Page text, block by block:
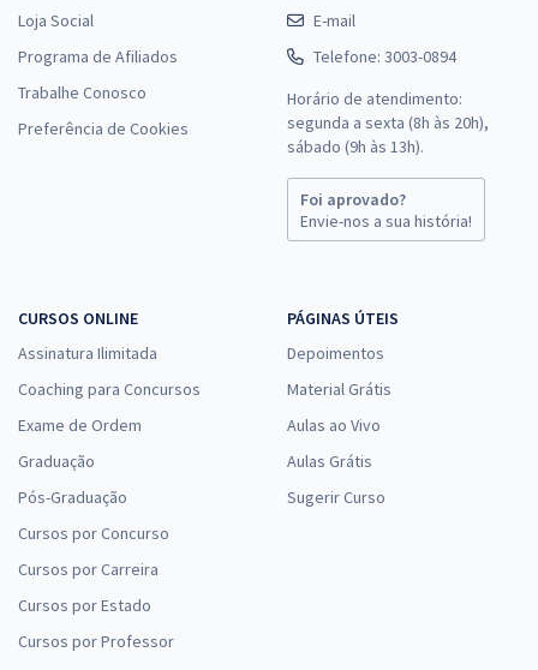
Loja Social
Programa de Afiliados
Trabalhe Conosco
Preferência de Cookies
E-mail
Telefone: 3003-0894
Horário de atendimento:
segunda a sexta (8h às 20h),
sábado (9h às 13h).
Foi aprovado?
Envie-nos a sua história!
CURSOS ONLINE
Assinatura Ilimitada
Coaching para Concursos
Exame de Ordem
Graduação
Pós-Graduação
Cursos por Concurso
Cursos por Carreira
Cursos por Estado
Cursos por Professor
PÁGINAS ÚTEIS
Depoimentos
Material Grátis
Aulas ao Vivo
Aulas Grátis
Sugerir Curso